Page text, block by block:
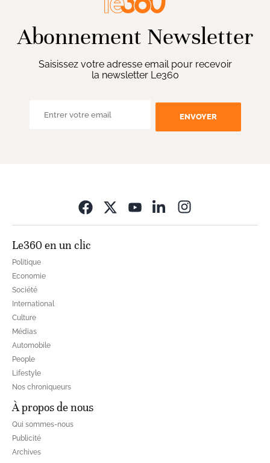
Abonnement Newsletter
Saisissez votre adresse email pour recevoir
la newsletter Le360
ENVOYER
Le360 en un clic
Politique
Economie
Société
International
Culture
Médias
Automobile
People
Lifestyle
Nos chroniqueurs
À propos de nous
Qui sommes-nous
Publicité
Archives